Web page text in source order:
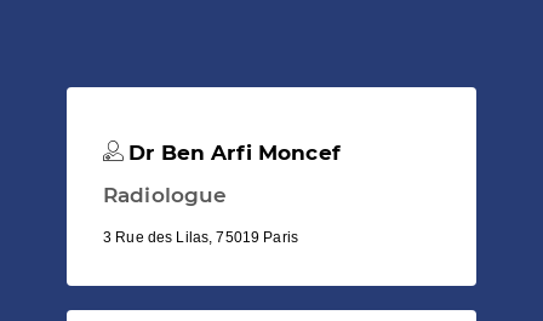
Dr Ben Arfi Moncef
Radiologue
3 Rue des Lilas, 75019 Paris